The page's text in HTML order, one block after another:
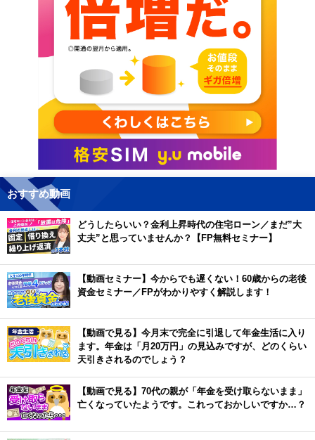
おすすめ動画
どうしたらいい？金利上昇時代の住宅ローン／まだ”大
丈夫”と思っていませんか？【FP無料セミナー】
【動画セミナー】今からでも遅くない！60歳からの老後
資金セミナー／FPがわかりやすく解説します！
【動画で見る】今月末で完全に引退して年金生活に入り
ます。年金は「月20万円」の見込みですが、どのくらい
天引きされるのでしょう？
【動画で見る】70代の親が「年金を受け取らないまま」
亡くなっていたようです。これっておかしいですか…？